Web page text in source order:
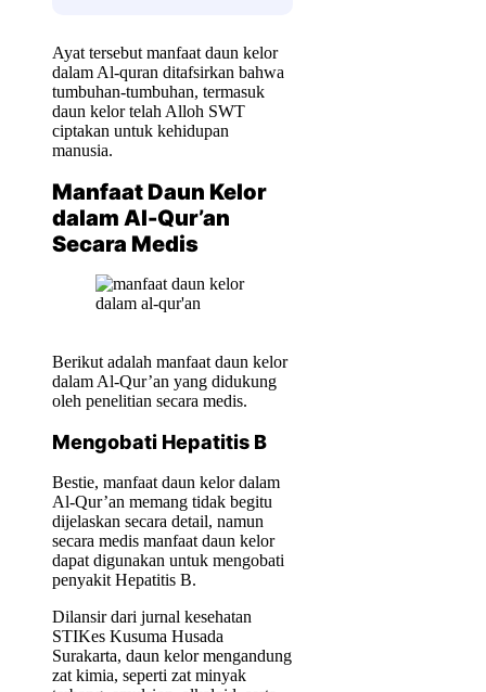
Ayat tersebut manfaat daun kelor
dalam Al-quran ditafsirkan bahwa
tumbuhan-tumbuhan, termasuk
daun kelor telah Alloh SWT
ciptakan untuk kehidupan
manusia.
Manfaat Daun Kelor
dalam Al-Qur’an
Secara Medis
Berikut adalah manfaat daun kelor
dalam Al-Qur’an yang didukung
oleh penelitian secara medis.
Mengobati Hepatitis B
Bestie, manfaat daun kelor dalam
Al-Qur’an memang tidak begitu
dijelaskan secara detail, namun
secara medis manfaat daun kelor
dapat digunakan untuk mengobati
penyakit Hepatitis B.
Dilansir dari jurnal kesehatan
STIKes Kusuma Husada
Surakarta, daun kelor mengandung
zat kimia, seperti zat minyak